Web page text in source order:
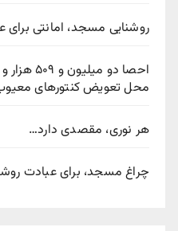
روشنایی مسجد، امانتی برای
محل تعویض کنتورهای
هر نوری، مقصدی دارد…
چراغ مسجد، برای عبادت